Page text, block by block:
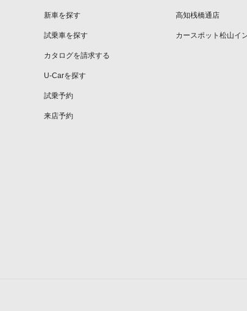
新車を探す
試乗車を探す
カタログを請求する
U-Carを探す
試乗予約
来店予約
高知桟橋通店
カースポット松山イ